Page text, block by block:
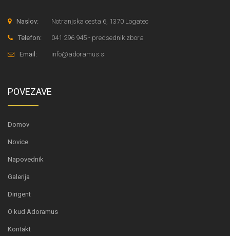
Naslov: Notranjska cesta 6, 1370 Logatec
Telefon: 041 296 945 - predsednik zbora
Email: info@adoramus.si
POVEZAVE
Domov
Novice
Napovednik
Galerija
Dirigent
O kud Adoramus
Kontakt